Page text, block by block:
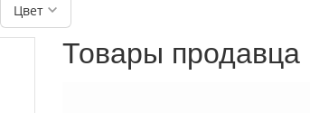
Цвет
Товары продавца